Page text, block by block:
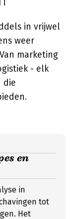
in vrijwel
weer
marketing
- elk
die
en
in
tot
Het